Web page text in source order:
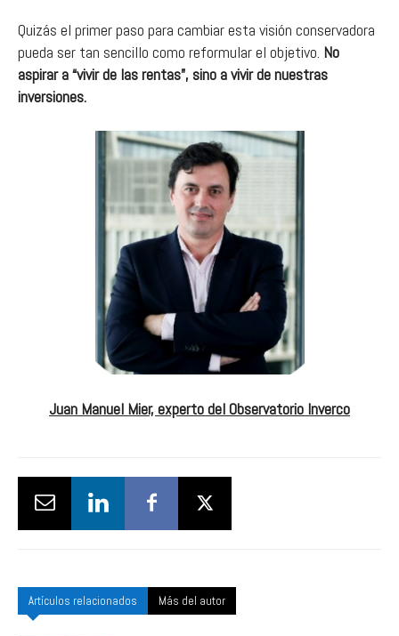
Quizás el primer paso para cambiar esta visión conservadora
pueda ser tan sencillo como reformular el objetivo. No
aspirar a “vivir de las rentas”, sino a vivir de nuestras
inversiones.
Juan Manuel Mier, experto del Observatorio Inverco
Artículos relacionados Más del autor